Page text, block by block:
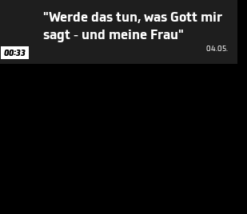
00:33
"Werde das tun, was Gott mir
sagt - und meine Frau"
04.05.